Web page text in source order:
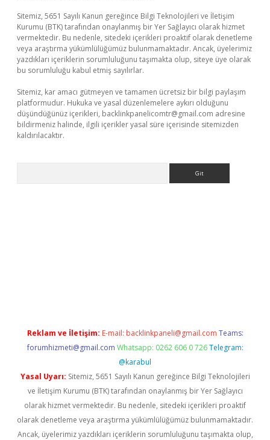
Sitemiz, 5651 Sayılı Kanun gereğince Bilgi Teknolojileri ve İletişim
Kurumu (BTK) tarafından onaylanmış bir Yer Sağlayıcı olarak hizmet
vermektedir. Bu nedenle, sitedeki içerikleri proaktif olarak denetleme
veya araştırma yükümlülüğümüz bulunmamaktadır. Ancak, üyelerimiz
yazdıkları içeriklerin sorumluluğunu taşımakta olup, siteye üye olarak
bu sorumluluğu kabul etmiş sayılırlar.
Sitemiz, kar amacı gütmeyen ve tamamen ücretsiz bir bilgi paylaşım
platformudur. Hukuka ve yasal düzenlemelere aykırı olduğunu
düşündüğünüz içerikleri, backlinkpanelicomtr@gmail.com adresine
bildirmeniz halinde, ilgili içerikler yasal süre içerisinde sitemizden
kaldırılacaktır.
Reklam ve İletişim: E-mail: backlinkpaneli@gmail.com Teams:
forumhizmeti@gmail.com Whatsapp: 0262 606 0 726 Telegram:
@karabul
Yasal Uyarı: Sitemiz, 5651 Sayılı Kanun gereğince Bilgi Teknolojileri
ve İletişim Kurumu (BTK) tarafından onaylanmış bir Yer Sağlayıcı
olarak hizmet vermektedir. Bu nedenle, sitedeki içerikleri proaktif
olarak denetleme veya araştırma yükümlülüğümüz bulunmamaktadır.
Ancak, üyelerimiz yazdıkları içeriklerin sorumluluğunu taşımakta olup,